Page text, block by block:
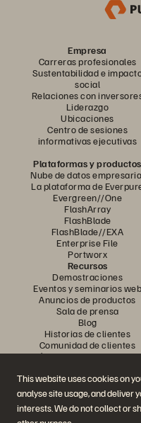
This website uses cookies on
analyse site usage, and deliver
interests. We do not collect or
Empresa
Carreras profesionales
Sustentabilidad e
social
Relaciones con
Liderazgo
Ubicaciones
Centro de sesiones
informativas ejecutivas
Plataformas y productos
Nube de datos
La plataforma de
Evergreen//One
FlashArray
FlashBlade
FlashBlade//EXA
Enterprise File
Portworx
Recursos
Demostraciones
Eventos y seminarios web
Anuncios de productos
Sala de prensa
Blog
Historias de clientes
Comunidad de clientes
Artículo sobre
Únase a
Siga todos los